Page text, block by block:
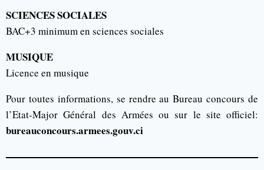
SCIENCES SOCIALES
BAC+3 minimum en sciences sociales
MUSIQUE
Licence en musique
Pour toutes informations, se rendre au Bureau concours de
l’Etat-Major Général des Armées ou sur le site officiel:
bureauconcours.armees.gouv.ci